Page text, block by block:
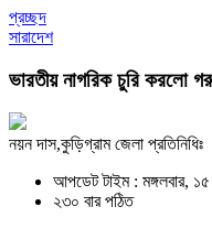
প্রচ্ছদ
সারাদেশ
ভারতীয় নাগরিক চুরি করলো
নয়ন দাস,কুড়িগ্রাম জেলা প্রতিনিধিঃ
আপডেট টাইম : মঙ্গলবার,
২৩০ বার পঠিত